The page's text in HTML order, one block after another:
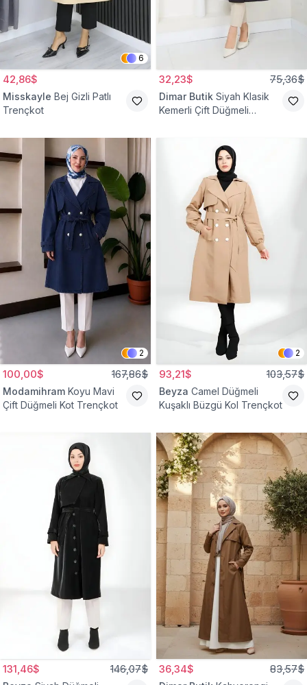
6
42,86$
Misskayle Bej Gizli Patlı
Trençkot
32,23$ 75,36$
Dimar Butik Siyah Klasik
Kemerli Çift Düğmeli
2
100,00$ 167,86$
Modamihram Koyu Mavi
Çift Düğmeli Kot Trençkot
2
93,21$ 103,57$
Beyza Camel Düğmeli
Kuşaklı Büzgü Kol Trençkot
131,46$ 146,07$ 36,34$ 83,57$